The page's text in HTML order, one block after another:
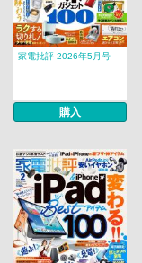
家電批評 2026年5月号
購入